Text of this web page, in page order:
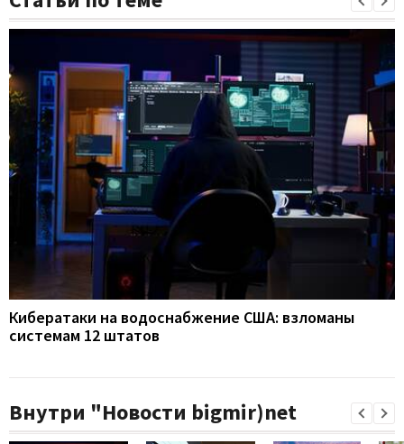
Кибератаки на водоснабжение США: взломаны
системам 12 штатов
Внутри "Новости bigmir)net